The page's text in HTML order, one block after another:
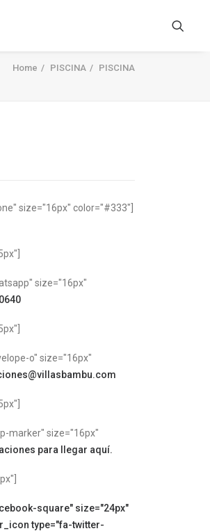
Home PISCINA PISCINA
size="16px" color="#333"]
size="16px"
o" size="16px"
marker" size="16px"
para llegar aquí.
square" size="24px"
type="fa-twitter-